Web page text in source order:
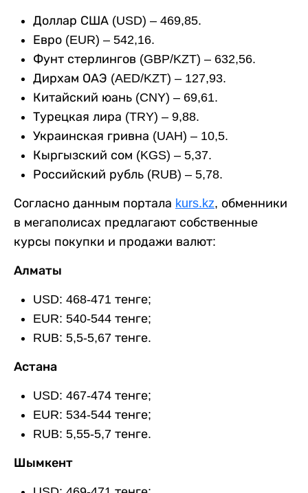
Доллар США (USD) – 469,85.
Евро (EUR) – 542,16.
Фунт стерлингов (GBP/KZT) – 632,56.
Дирхам ОАЭ (AED/KZT) – 127,93.
Китайский юань (CNY) – 69,61.
Турецкая лира (TRY) – 9,88.
Украинская гривна (UAH) – 10,5.
Кыргызский сом (KGS) – 5,37.
Российский рубль (RUB) – 5,78.
Согласно данным портала kurs.kz, обменники
в мегаполисах предлагают собственные
курсы покупки и продажи валют:
Алматы
USD: 468-471 тенге;
EUR: 540-544 тенге;
RUB: 5,5-5,67 тенге.
Астана
USD: 467-474 тенге;
EUR: 534-544 тенге;
RUB: 5,55-5,7 тенге.
Шымкент